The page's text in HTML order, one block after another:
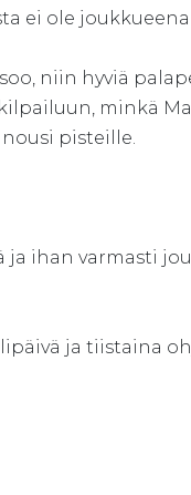
ei ole
niin hyviä
minkä
pisteille.
ihan varmasti
ja tiistaina